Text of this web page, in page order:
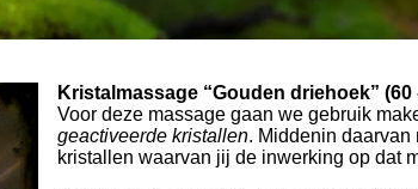
Kristalmassage “Gouden driehoek”
Voor deze massage gaan we gebruik
geactiveerde kristallen. Middenin daarvan
kristallen waarvan jij de inwerking op dat